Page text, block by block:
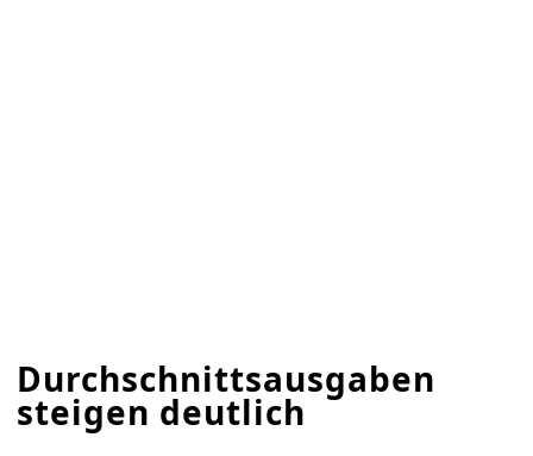
Durchschnittsausgaben
steigen deutlich